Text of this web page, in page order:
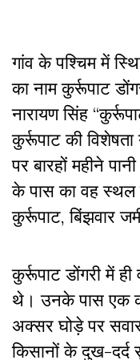
गांव के पश्चिम में
का नाम कुर्रूपाट
नारायण सिंह
कुर्रूपाट की
पर बारहों महीने
के पास का वह स्थल
कुर्रूपाट, बिंझवार
कुर्रूपाट डोंगरी में
थे। उनके पास एक
अक्सर घोड़े पर
किसानों के दुख-